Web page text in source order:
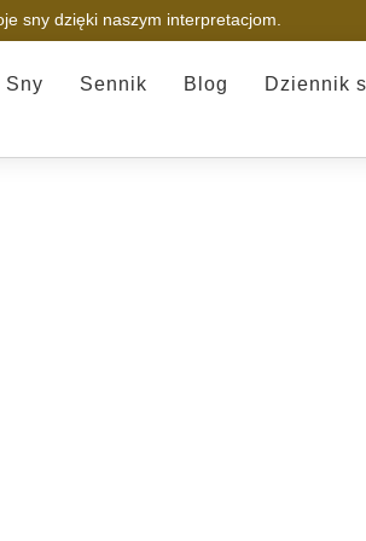
sny dzięki naszym interpretacjom.
Sny Sennik Blog Dziennik